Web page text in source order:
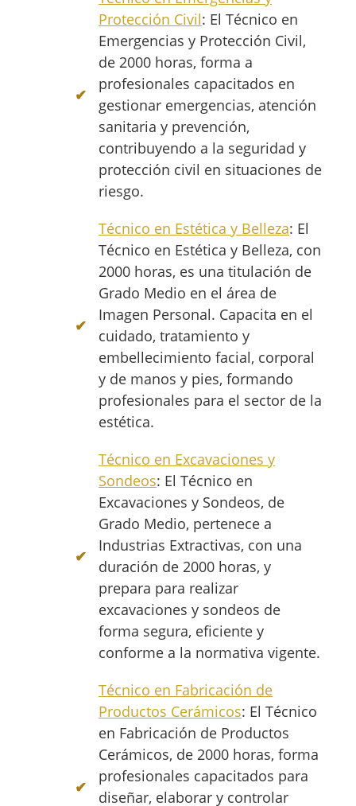
Protección Civil: El Técnico en
Emergencias y Protección Civil,
de 2000 horas, forma a
profesionales capacitados en
gestionar emergencias, atención
sanitaria y prevención,
contribuyendo a la seguridad y
protección civil en situaciones de
riesgo.
Técnico en Estética y Belleza: El
Técnico en Estética y Belleza, con
2000 horas, es una titulación de
Grado Medio en el área de
Imagen Personal. Capacita en el
cuidado, tratamiento y
embellecimiento facial, corporal
y de manos y pies, formando
profesionales para el sector de la
estética.
Técnico en Excavaciones y
Sondeos: El Técnico en
Excavaciones y Sondeos, de
Grado Medio, pertenece a
Industrias Extractivas, con una
duración de 2000 horas, y
prepara para realizar
excavaciones y sondeos de
forma segura, eficiente y
conforme a la normativa vigente.
Técnico en Fabricación de
Productos Cerámicos: El Técnico
en Fabricación de Productos
Cerámicos, de 2000 horas, forma
profesionales capacitados para
diseñar, elaborar y controlar